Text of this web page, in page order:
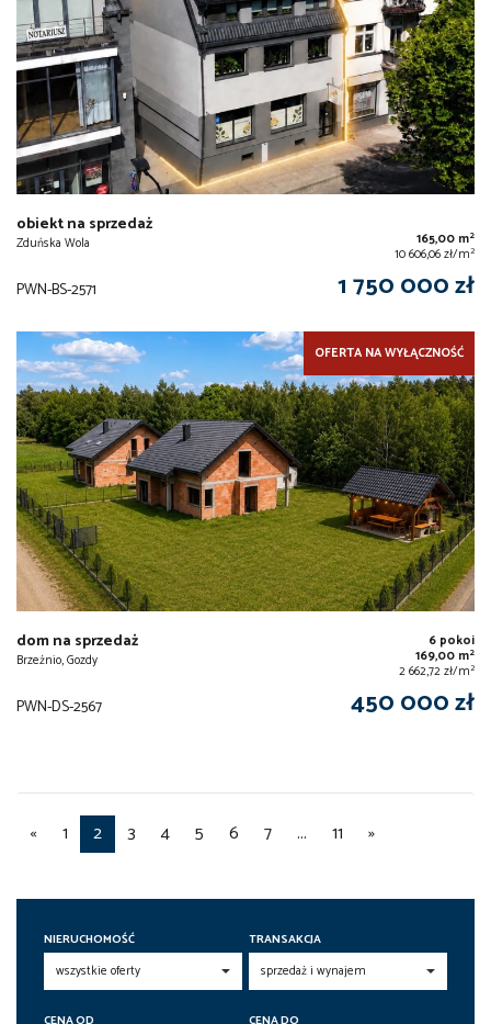
obiekt na sprzedaż
Zduńska Wola 165,00 m2
10 606,06 zł/m2
PWN-BS-2571 1 750 000 zł
OFERTA NA WYŁĄCZNOŚĆ
dom na sprzedaż
Brzeźnio, Gozdy
6 pokoi
169,00 m2
2 662,72 zł/m2
PWN-DS-2567 450 000 zł
« 1 2 3 4 5 6 7 ... 11 »
NIERUCHOMOŚĆ TRANSAKCJA